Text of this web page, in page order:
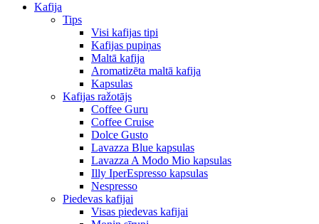
Kafija
Tips
Visi kafijas tipi
Kafijas pupiņas
Maltā kafija
Aromatizēta maltā kafija
Kapsulas
Kafijas ražotājs
Coffee Guru
Coffee Cruise
Dolce Gusto
Lavazza Blue kapsulas
Lavazza A Modo Mio kapsulas
Illy IperEspresso kapsulas
Nespresso
Piedevas kafijai
Visas piedevas kafijai